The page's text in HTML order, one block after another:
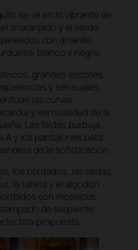
se ve en lo vibrante de
anaranjado y el verde
con amarillo
blanco y negro.
grandes escotes,
y sensuales
las curvas
y sensualidad de la
Las faldas burbuja,
A y los pantalones pata
de la sofisticación.
los bordados, las sedas,
la tafeta y el algodón
con mosaicos
de serpiente
propuesta.